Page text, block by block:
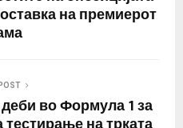
на премиерот
во Формула 1 за